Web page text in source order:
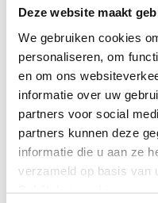
Deze website maakt
We gebruiken cookies
personaliseren, om
en om ons
informatie over uw
partners voor social
partners kunnen deze
informatie die u aan ze
verzameld op basis van
Bekijk het
Zorg thuis Baarn -
088-5131043
Zorg thuis Baarn -
088-5131044
Zorg thuis Soest -
088-5131045